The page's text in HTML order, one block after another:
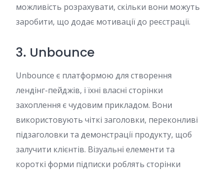
можливість розрахувати, скільки вони можуть
заробити, що додає мотивації до реєстрації.
3. Unbounce
Unbounce є платформою для створення
лендінг-пейджів, і їхні власні сторінки
захоплення є чудовим прикладом. Вони
використовують чіткі заголовки, переконливі
підзаголовки та демонстрації продукту, щоб
залучити клієнтів. Візуальні елементи та
короткі форми підписки роблять сторінки